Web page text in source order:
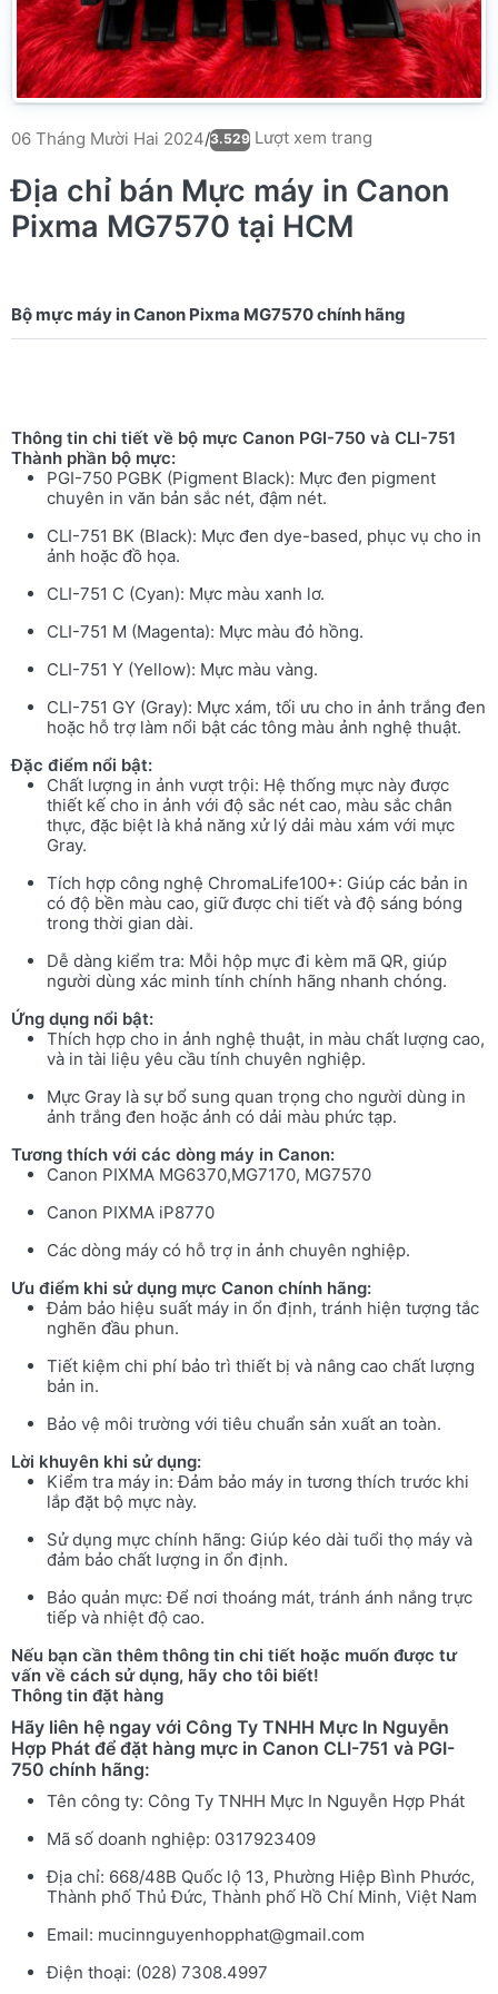
06 Tháng Mười Hai 2024/3.529 Lượt xem trang
Địa chỉ bán Mực máy in Canon
Pixma MG7570 tại HCM
Thông tin chi tiết về bộ mực Canon PGI-750 và CLI-751
Thành phần bộ mực:
PGI-750 PGBK (Pigment Black): Mực đen pigment
chuyên in văn bản sắc nét, đậm nét.
CLI-751 BK (Black): Mực đen dye-based, phục vụ cho in
ảnh hoặc đồ họa.
CLI-751 C (Cyan): Mực màu xanh lơ.
CLI-751 M (Magenta): Mực màu đỏ hồng.
CLI-751 Y (Yellow): Mực màu vàng.
CLI-751 GY (Gray): Mực xám, tối ưu cho in ảnh trắng đen
hoặc hỗ trợ làm nổi bật các tông màu ảnh nghệ thuật.
Đặc điểm nổi bật:
Chất lượng in ảnh vượt trội: Hệ thống mực này được
thiết kế cho in ảnh với độ sắc nét cao, màu sắc chân
thực, đặc biệt là khả năng xử lý dải màu xám với mực
Gray.
Tích hợp công nghệ ChromaLife100+: Giúp các bản in
có độ bền màu cao, giữ được chi tiết và độ sáng bóng
trong thời gian dài.
Dễ dàng kiểm tra: Mỗi hộp mực đi kèm mã QR, giúp
người dùng xác minh tính chính hãng nhanh chóng.
Ứng dụng nổi bật:
Thích hợp cho in ảnh nghệ thuật, in màu chất lượng cao,
và in tài liệu yêu cầu tính chuyên nghiệp.
Mực Gray là sự bổ sung quan trọng cho người dùng in
ảnh trắng đen hoặc ảnh có dải màu phức tạp.
Tương thích với các dòng máy in Canon:
Canon PIXMA MG6370,MG7170, MG7570
Canon PIXMA iP8770
Các dòng máy có hỗ trợ in ảnh chuyên nghiệp.
Ưu điểm khi sử dụng mực Canon chính hãng:
Đảm bảo hiệu suất máy in ổn định, tránh hiện tượng tắc
nghẽn đầu phun.
Tiết kiệm chi phí bảo trì thiết bị và nâng cao chất lượng
bản in.
Bảo vệ môi trường với tiêu chuẩn sản xuất an toàn.
Lời khuyên khi sử dụng:
Kiểm tra máy in: Đảm bảo máy in tương thích trước khi
lắp đặt bộ mực này.
Sử dụng mực chính hãng: Giúp kéo dài tuổi thọ máy và
đảm bảo chất lượng in ổn định.
Bảo quản mực: Để nơi thoáng mát, tránh ánh nắng trực
tiếp và nhiệt độ cao.
Nếu bạn cần thêm thông tin chi tiết hoặc muốn được tư
vấn về cách sử dụng, hãy cho tôi biết!
Thông tin đặt hàng
Hãy liên hệ ngay với Công Ty TNHH Mực In Nguyễn
Hợp Phát để đặt hàng mực in Canon CLI-751 và PGI-
750 chính hãng:
Tên công ty: Công Ty TNHH Mực In Nguyễn Hợp Phát
Mã số doanh nghiệp: 0317923409
Địa chỉ: 668/48B Quốc lộ 13, Phường Hiệp Bình Phước,
Thành phố Thủ Đức, Thành phố Hồ Chí Minh, Việt Nam
Email: mucinnguyenhopphat@gmail.com
Điện thoại: (028) 7308.4997